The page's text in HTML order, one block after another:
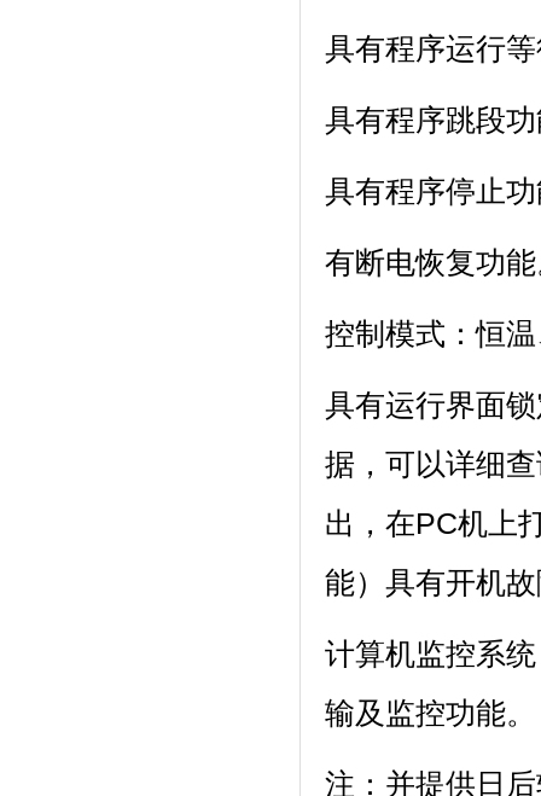
具有程序运行等
具有程序跳段功能
具有程序停止功能
有断电恢复功能
控制模式：恒温
具有运行界面锁
据，可以详
出，在PC机
能）具有开机故障
计算机监控系统
输及监控功能。
注：并提供日